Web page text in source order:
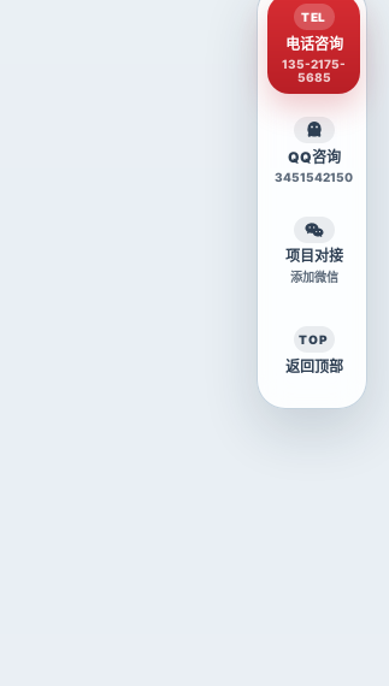
TEL
电话咨询
135-2175-
5685
QQ咨询
3451542150
项目对接
添加微信
TOP
返回顶部